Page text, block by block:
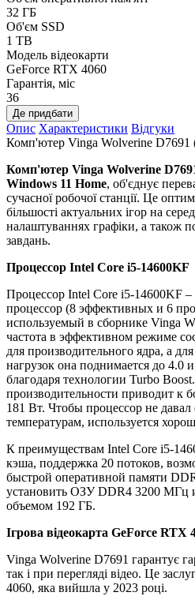
32 ГБ
Об'єм SSD
1 TB
Модель відеокарти
GeForce RTX 4060
Гарантія, міс
36
Де придбати
Опис Характеристики Відгуки
Комп'ютер Vinga Wolverine D7691
Комп'ютер Vinga Wolverine
Windows 11 Home, об'єднує
сучасної робочої станції. Це
більшості актуальних ігор на
налаштуваннях графіки, а також
завдань.
Процессор Intel Core i5-14600KF
Процессор Intel Core i5-14600KF
процессор (8 эффективных и 6
используемый в сборнике Vinga
частота в эффективном режиме
для производительного ядра, а
нагрузок она поднимается до 4.0
благодаря технологии Turbo
производительности приводит к
181 Вт. Чтобы процессор не
температурам, используется
К преимуществам Intel Core i5-
кэша, поддержка 20 потоков,
быстрой оперативной памяти
установить ОЗУ DDR4 3200 МГц
объемом 192 ГБ.
Ігрова відеокарта GeForce RTX
Vinga Wolverine D7691 гарантує
так і при перегляді відео. Це
4060, яка вийшла у 2023 році.